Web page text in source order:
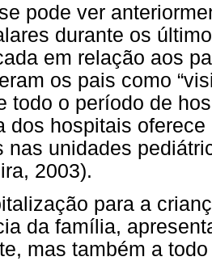
pode ver
durante os
em relação aos
os pais como
todo o período de
dos hospitais
nas unidades
2003).
para a
da família,
mas também a